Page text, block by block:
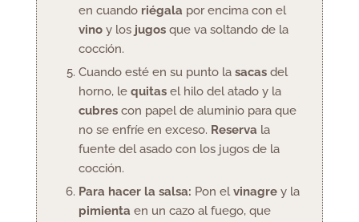
en cuando riégala por encima con el
vino y los jugos que va soltando de la
cocción.
Cuando esté en su punto la sacas del
horno, le quitas el hilo del atado y la
cubres con papel de aluminio para que
no se enfríe en exceso. Reserva la
fuente del asado con los jugos de la
cocción.
Para hacer la salsa: Pon elvinagre y la
pimienta en un cazo al fuego, que